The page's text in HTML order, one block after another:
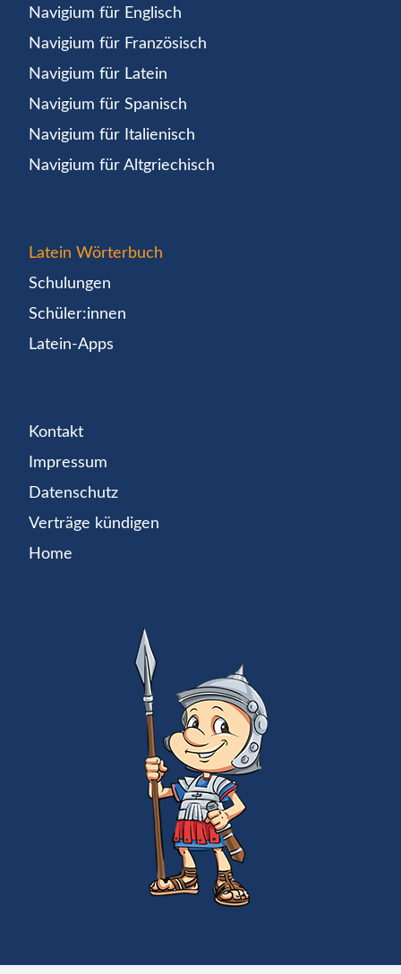
Navigium für Englisch
Navigium für Französisch
Navigium für Latein
Navigium für Spanisch
Navigium für Italienisch
Navigium für Altgriechisch
Latein Wörterbuch
Schulungen
Schüler:innen
Latein-Apps
Kontakt
Impressum
Datenschutz
Verträge kündigen
Home